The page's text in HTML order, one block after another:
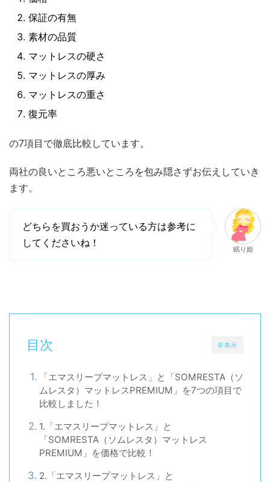
保証の有無
素材の品質
マットレスの硬さ
マットレスの厚み
マットレスの重さ
復元率
の7項目で徹底比較しています。
両社の良いところ悪いところを包み隠さずお伝えしていき
ます。
どちらを買おうか迷っている方は参考に
してくださいね！
眠り姫
非表示
目次
「エマスリープマットレス」と「SOMRESTA（ソ
ムレスタ）マットレスPREMIUM」を7つの項目で
比較しました！
1.「エマスリープマットレス」と
「SOMRESTA（ソムレスタ）マットレス
PREMIUM」を価格で比較！
2.「エマスリープマットレス」と